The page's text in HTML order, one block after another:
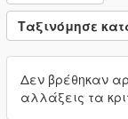
Ταξινόμησε
Δεν βρέθηκαν
αλλάξεις τα